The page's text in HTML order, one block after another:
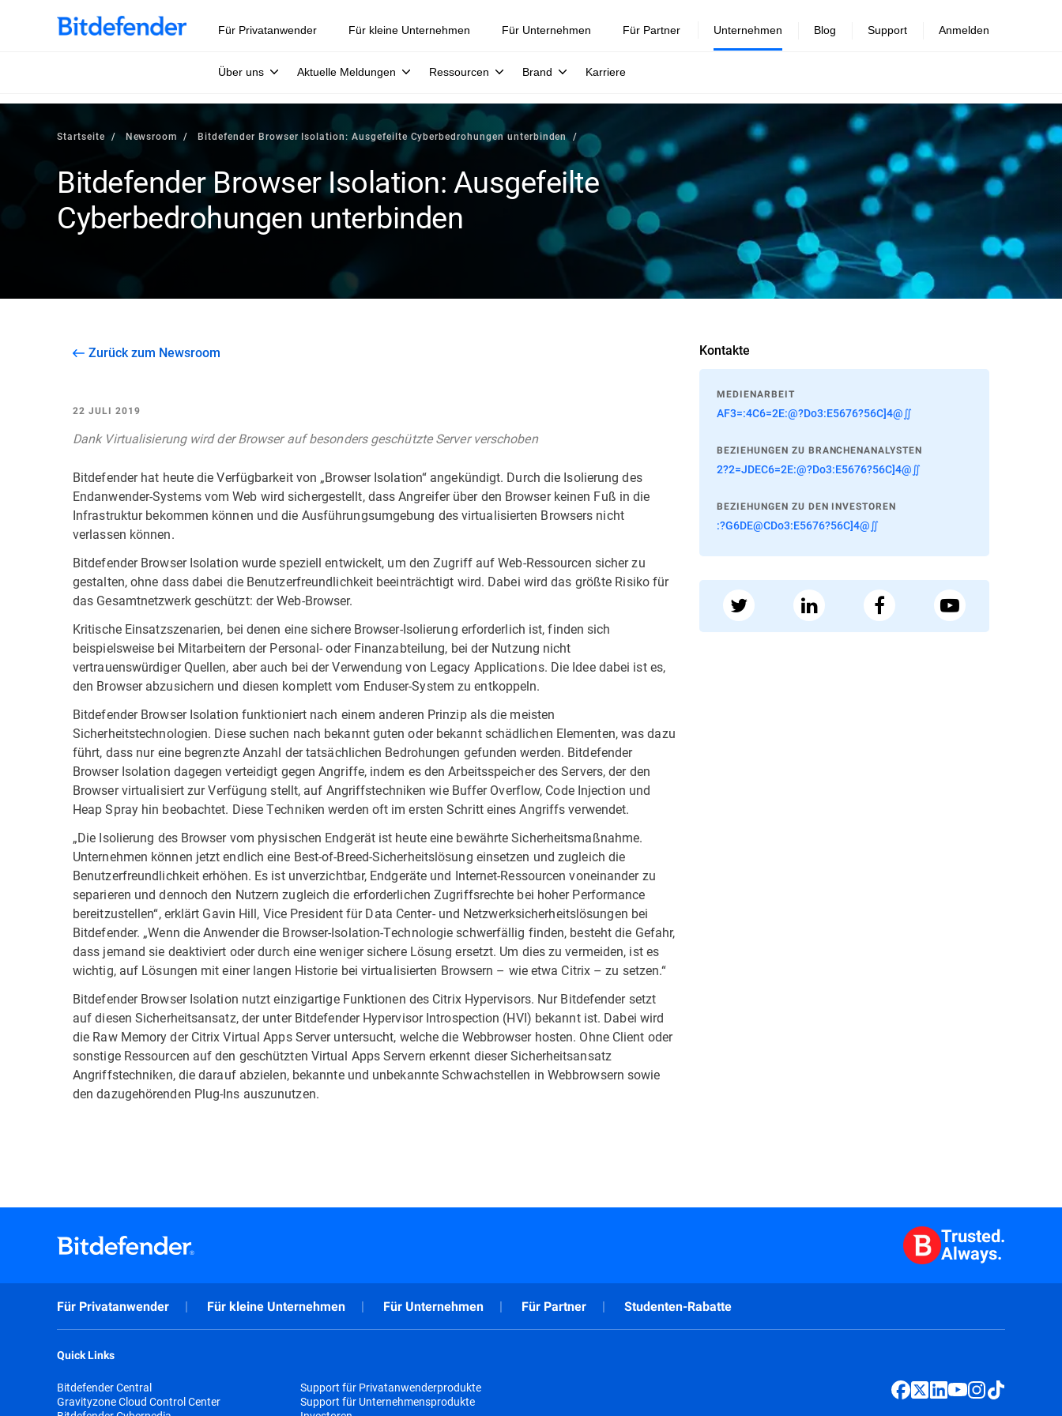
Für Privatanwender Für kleine Unternehmen Für Unternehmen Für Partner Unternehmen
Über uns Aktuelle Meldungen Ressourcen Brand Karriere
Blog Support Anmelden
Startseite Newsroom Bitdefender Browser Isolation: Ausgefeilte Cyberbedrohungen unterbinden
Bitdefender Browser Isolation: Ausgefeilte
Cyberbedrohungen unterbinden
Zurück zum Newsroom
22 JULI 2019
Dank Virtualisierung wird der Browser auf besonders geschützte Server verschoben
Bitdefender hat heute die Verfügbarkeit von „Browser Isolation“ angekündigt. Durch die Isolierung des
Endanwender-Systems vom Web wird sichergestellt, dass Angreifer über den Browser keinen Fuß in die
Infrastruktur bekommen können und die Ausführungsumgebung des virtualisierten Browsers nicht
verlassen können.
Bitdefender Browser Isolation wurde speziell entwickelt, um den Zugriff auf Web-Ressourcen sicher zu
gestalten, ohne dass dabei die Benutzerfreundlichkeit beeinträchtigt wird. Dabei wird das größte Risiko für
das Gesamtnetzwerk geschützt: der Web-Browser.
Kritische Einsatzszenarien, bei denen eine sichere Browser-Isolierung erforderlich ist, finden sich
beispielsweise bei Mitarbeitern der Personal- oder Finanzabteilung, bei der Nutzung nicht
vertrauenswürdiger Quellen, aber auch bei der Verwendung von Legacy Applications. Die Idee dabei ist es,
den Browser abzusichern und diesen komplett vom Enduser-System zu entkoppeln.
Bitdefender Browser Isolation funktioniert nach einem anderen Prinzip als die meisten
Sicherheitstechnologien. Diese suchen nach bekannt guten oder bekannt schädlichen Elementen, was dazu
führt, dass nur eine begrenzte Anzahl der tatsächlichen Bedrohungen gefunden werden. Bitdefender
Browser Isolation dagegen verteidigt gegen Angriffe, indem es den Arbeitsspeicher des Servers, der den
Browser virtualisiert zur Verfügung stellt, auf Angriffstechniken wie Buffer Overflow, Code Injection und
Heap Spray hin beobachtet. Diese Techniken werden oft im ersten Schritt eines Angriffs verwendet.
„Die Isolierung des Browser vom physischen Endgerät ist heute eine bewährte Sicherheitsmaßnahme.
Unternehmen können jetzt endlich eine Best-of-Breed-Sicherheitslösung einsetzen und zugleich die
Benutzerfreundlichkeit erhöhen. Es ist unverzichtbar, Endgeräte und Internet-Ressourcen voneinander zu
separieren und dennoch den Nutzern zugleich die erforderlichen Zugriffsrechte bei hoher Performance
bereitzustellen“, erklärt Gavin Hill, Vice President für Data Center- und Netzwerksicherheitslösungen bei
Bitdefender. „Wenn die Anwender die Browser-Isolation-Technologie schwerfällig finden, besteht die Gefahr,
dass jemand sie deaktiviert oder durch eine weniger sichere Lösung ersetzt. Um dies zu vermeiden, ist es
wichtig, auf Lösungen mit einer langen Historie bei virtualisierten Browsern – wie etwa Citrix – zu setzen.“
Bitdefender Browser Isolation nutzt einzigartige Funktionen des Citrix Hypervisors. Nur Bitdefender setzt
auf diesen Sicherheitsansatz, der unter Bitdefender Hypervisor Introspection (HVI) bekannt ist. Dabei wird
die Raw Memory der Citrix Virtual Apps Server untersucht, welche die Webbrowser hosten. Ohne Client oder
sonstige Ressourcen auf den geschützten Virtual Apps Servern erkennt dieser Sicherheitsansatz
Angriffstechniken, die darauf abzielen, bekannte und unbekannte Schwachstellen in Webbrowsern sowie
den dazugehörenden Plug-Ins auszunutzen.
Kontakte
MEDIENARBEIT
AF3=:4C6=2E:@?Do3:E5676?56C]4@∬
BEZIEHUNGEN ZU BRANCHENANALYSTEN
2?2=JDEC6=2E:@?Do3:E5676?56C]4@∬
BEZIEHUNGEN ZU DEN INVESTOREN
:?G6DE@CDo3:E5676?56C]4@∬
Trusted.
Always.
Für Privatanwender Für kleine Unternehmen Für Unternehmen Für Partner Studenten-Rabatte
Quick Links
Bitdefender Central
Gravityzone Cloud Control Center
Support für Privatanwenderprodukte
Support für Unternehmensprodukte